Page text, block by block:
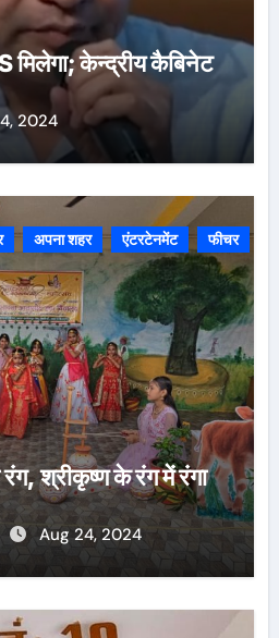
मिलेगा; केन्द्रीय कैबिनेट
2024
अपना शहर एंटरटेनमेंट फीचर
रंग, श्रीकृष्ण के रंग में रंगा
Aug 24, 2024